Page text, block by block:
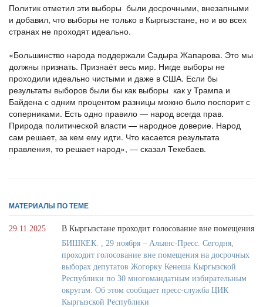
Политик отметил эти выборы были досрочными, внезапными
и добавил, что выборы не только в Кыргызстане, но и во всех
странах не проходят идеально.
«Большинство народа поддержали Садыра Жапарова. Это мы
должны признать. Признаёт весь мир. Нигде выборы не
проходили идеально чистыми и даже в США. Если бы
результаты выборов были бы как выборы как у Трампа и
Байдена с одним процентом разницы можно было поспорит с
соперниками. Есть одно правило — народ всегда прав.
Природа политической власти — народное доверие. Народ
сам решает, за кем ему идти. Что касается результата
правления, то решает народ», — сказал Текебаев.
МАТЕРИАЛЫ ПО ТЕМЕ
29.11.2025
В Кыргызстане проходит голосование вне помещения
БИШКЕК. , 29 ноября – Альянс-Пресс. Сегодня,
проходит голосование вне помещения на досрочных
выборах депутатов Жогорку Кенеша Кыргызской
Республики по 30 многомандатным избирательным
округам. Об этом сообщает пресс-служба ЦИК
Кыргызской Республики